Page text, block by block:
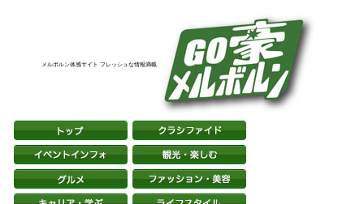
メルボルン体感サイト フレッシュな情報満載